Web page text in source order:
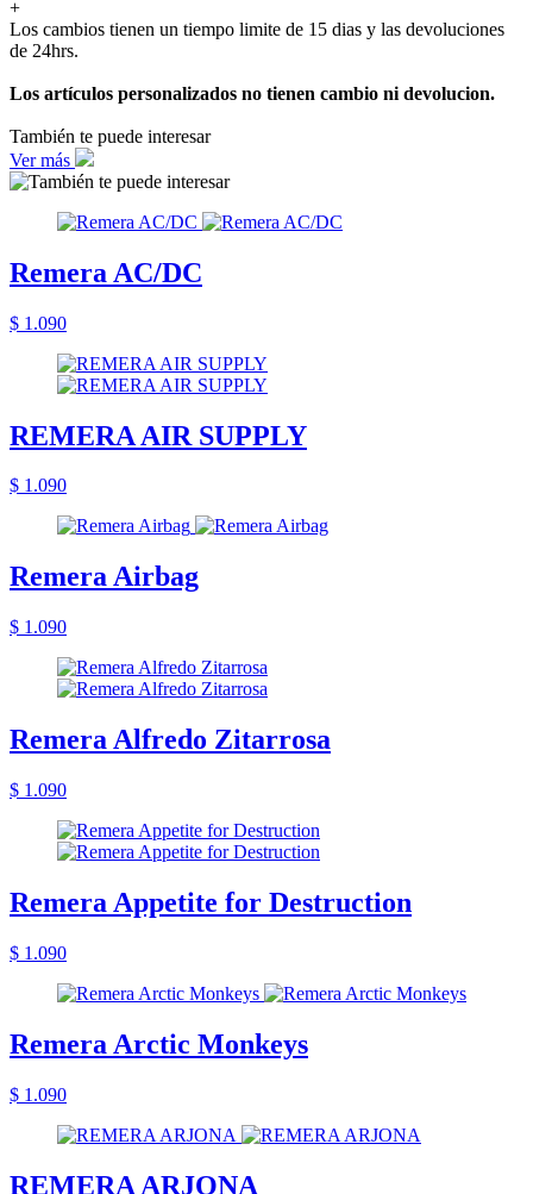
+
Los cambios tienen un tiempo limite de 15 dias y las devoluciones
de 24hrs.
Los artículos personalizados no tienen cambio ni devolucion.
También te puede interesar
Ver más
Remera AC/DC
$ 1.090
REMERA AIR SUPPLY
$ 1.090
Remera Airbag
$ 1.090
Remera Alfredo Zitarrosa
$ 1.090
Remera Appetite for Destruction
$ 1.090
Remera Arctic Monkeys
$ 1.090
REMERA ARJONA